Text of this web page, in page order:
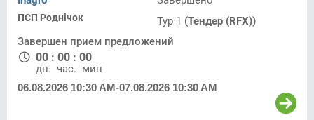
ПСП Роднічок
Тур 1 (Тендер (RFX))
Завершен прием предложений
00 : 00 : 00
дн. час. мин.
06.08.2026 10:30 AM-07.08.2026 10:30 AM